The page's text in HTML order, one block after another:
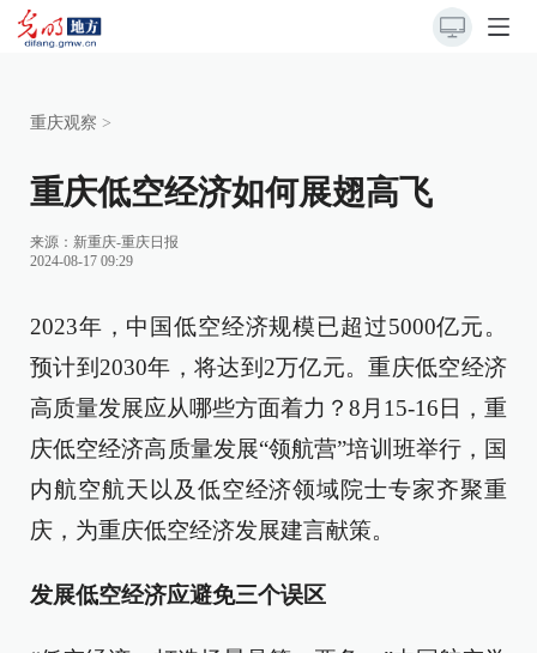
重庆观察 >
重庆低空经济如何展翅高飞
来源： 新重庆-重庆日报
2024-08-17 09:29
2023年，中国低空经济规模已超过5000亿元。
预计到2030年，将达到2万亿元。重庆低空经济
高质量发展应从哪些方面着力？8月15-16日，重
庆低空经济高质量发展“领航营”培训班举行，国
内航空航天以及低空经济领域院士专家齐聚重
庆，为重庆低空经济发展建言献策。
发展低空经济应避免三个误区